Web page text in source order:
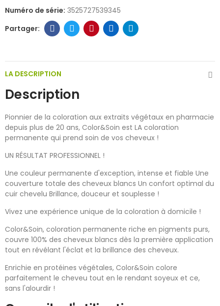
Numéro de série: 3525727539345
LA DESCRIPTION
Description
Pionnier de la coloration aux extraits végétaux en pharmacie
depuis plus de 20 ans, Color&Soin est LA coloration
permanente qui prend soin de vos cheveux !
UN RÉSULTAT PROFESSIONNEL !
Une couleur permanente d'exception, intense et fiable Une
couverture totale des cheveux blancs Un confort optimal du
cuir chevelu Brillance, douceur et souplesse !
Vivez une expérience unique de la coloration à domicile !
Color&Soin, coloration permanente riche en pigments purs,
couvre 100% des cheveux blancs dès la première application
tout en révélant l'éclat et la brillance des cheveux.
Enrichie en protéines végétales, Color&Soin colore
parfaitement le cheveu tout en le rendant soyeux et ce,
sans l'alourdir !